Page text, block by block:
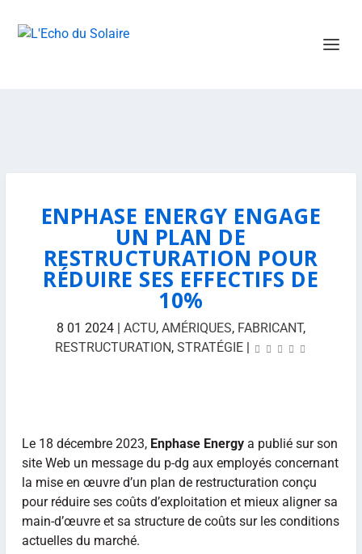
ENPHASE ENERGY ENGAGE
UN PLAN DE
RESTRUCTURATION POUR
RÉDUIRE SES EFFECTIFS DE
10%
8 01 2024| ACTU, AMÉRIQUES, FABRICANT,
RESTRUCTURATION,STRATÉGIE |
Le 18 décembre 2023, Enphase Energya publié sur son
site Web un message du p-dg aux employés concernant
la mise en œuvre d’un plan de restructuration conçu
pour réduire ses coûts d’exploitation et mieux aligner sa
main-d’œuvre et sa structure de coûts sur les conditions
actuelles du marché.